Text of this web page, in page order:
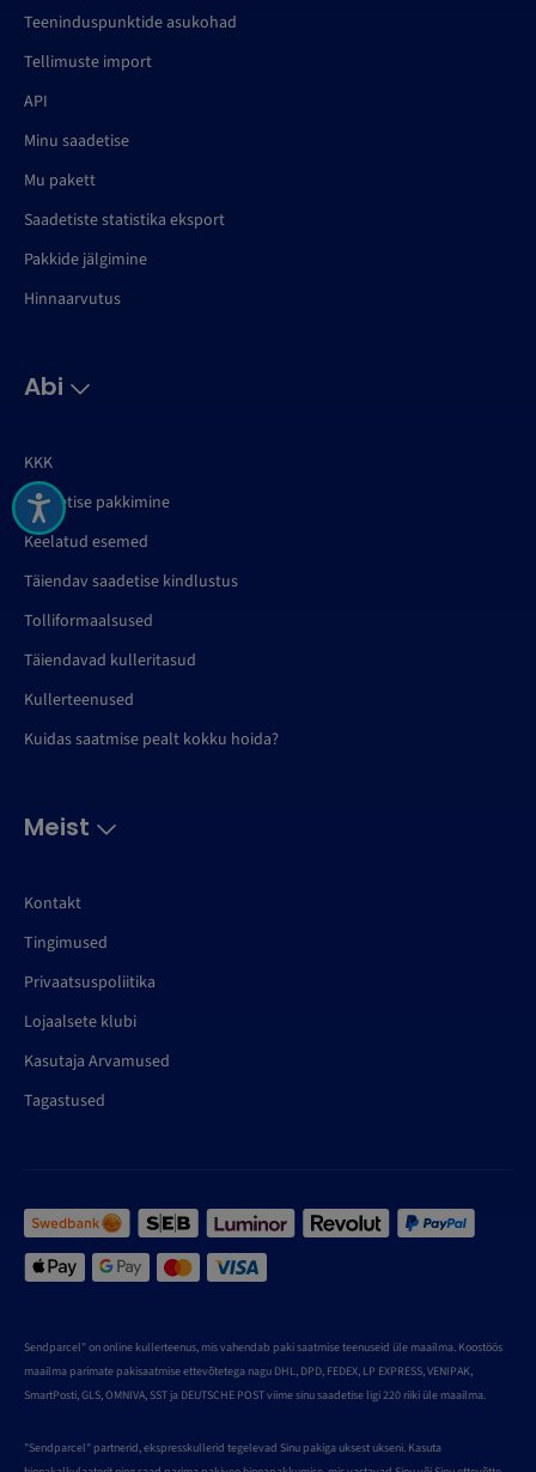
Teeninduspunktide asukohad
Tellimuste import
API
Minu saadetise
Mu pakett
Saadetiste statistika eksport
Pakkide jälgimine
Hinnaarvutus
Abi
KKK
Saadetise pakkimine
Keelatud esemed
Täiendav saadetise kindlustus
Tolliformaalsused
Täiendavad kulleritasud
Kullerteenused
Kuidas saatmise pealt kokku hoida?
Meist
Kontakt
Tingimused
Privaatsuspoliitika
Lojaalsete klubi
Kasutaja Arvamused
Tagastused
Sendparcel" on online kullerteenus, mis vahendab paki saatmise teenuseid üle maailma. Koostöös
maailma parimate pakisaatmise ettevõtetega nagu DHL, DPD, FEDEX, LP EXPRESS, VENIPAK,
SmartPosti, GLS, OMNIVA, SST ja DEUTSCHE POST viime sinu saadetise ligi 220 riiki üle maailma.
"Sendparcel" partnerid, ekspresskullerid tegelevad Sinu pakiga uksest ukseni. Kasuta